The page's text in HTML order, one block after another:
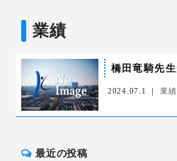
業績
2024.07.1 ｜ 業績
最近の投稿